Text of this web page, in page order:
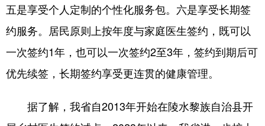
五是享受个人定制的个性化服务包。六是享受长期签
约服务。居民原则上按年度与家庭医生签约，既可以
一次签约1年，也可以一次签约2至3年，签约到期后可
优先续签，长期签约享受更连贯的健康管理。
据了解，我省自2013年开始在陵水黎族自治县开